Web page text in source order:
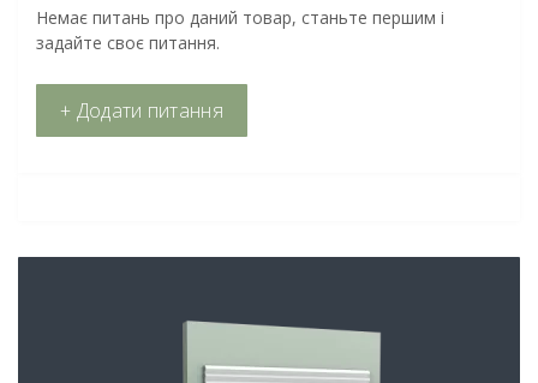
Немає питань про даний товар, станьте першим і
задайте своє питання.
+ Додати питання